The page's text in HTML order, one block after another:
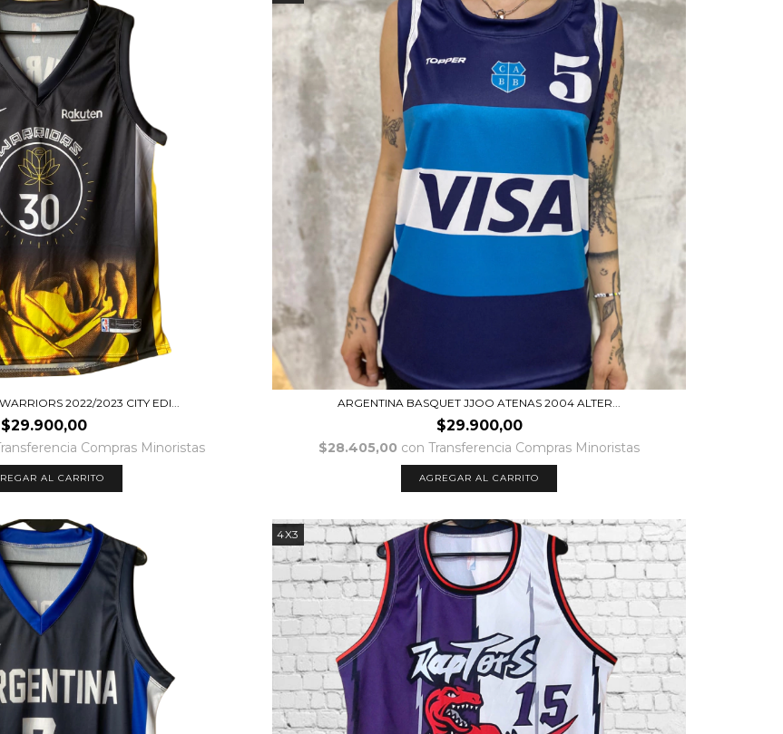
2022/2023 CITY EDI...
$29.900,00
Compras Minoristas
AL CARRITO
ARGENTINA BASQUET JJOO ATENAS 2004 ALTER...
$29.900,00
$28.405,00 con Transferencia Compras Minoristas
AGREGAR AL CARRITO
4X3